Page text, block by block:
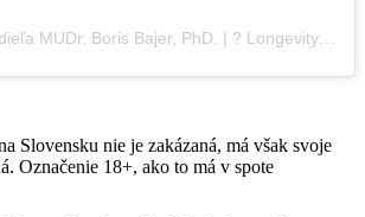
Slovensku nie je zakázaná, má však svoje
Označenie 18+, ako to má v spote